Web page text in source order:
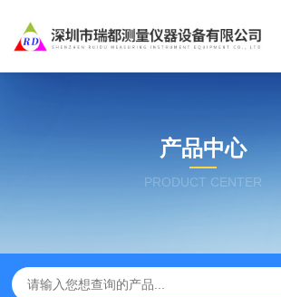
产品中心
PRODUCT CENTER